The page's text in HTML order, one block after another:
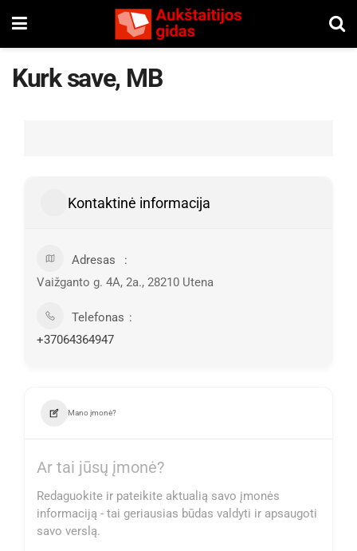
Kurk save, MB
Kontaktinė informacija
Adresas
Vaižganto g. 4A, 2a., 28210 Utena
Telefonas
+37064364947
Mano įmonė?
Ar tai jūsų įmonė?
Redaguokite ir pateikite aktualią savo įmonės
informaciją - tai geriausias būdas valdyti ir apsaugoti
savo verslą.